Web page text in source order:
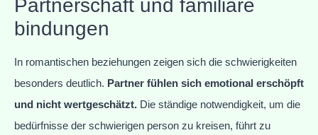
Partnerschaft und familiäre
bindungen
In romantischen beziehungen zeigen sich die schwierigkeiten
besonders deutlich. Partner fühlen sich emotional erschöpft
und nicht wertgeschätzt. Die ständige notwendigkeit, um die
bedürfnisse der schwierigen person zu kreisen, führt zu